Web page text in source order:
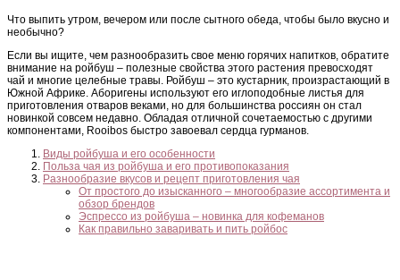
Что выпить утром, вечером или после сытного обеда, чтобы было вкусно и
необычно?
Если вы ищите, чем разнообразить свое меню горячих напитков, обратите
внимание на ройбуш – полезные свойства этого растения превосходят
чай и многие целебные травы. Ройбуш – это кустарник, произрастающий в
Южной Африке. Аборигены используют его иглоподобные листья для
приготовления отваров веками, но для большинства россиян он стал
новинкой совсем недавно. Обладая отличной сочетаемостью с другими
компонентами, Rooibos быстро завоевал сердца гурманов.
Виды ройбуша и его особенности
Польза чая из ройбуша и его противопоказания
Разнообразие вкусов и рецепт приготовления чая
От простого до изысканного – многообразие ассортимента и
обзор брендов
Эспрессо из ройбуша – новинка для кофеманов
Как правильно заваривать и пить ройбос